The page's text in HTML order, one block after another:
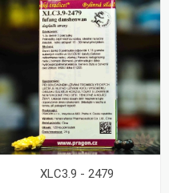
XLC3.9 - 2479